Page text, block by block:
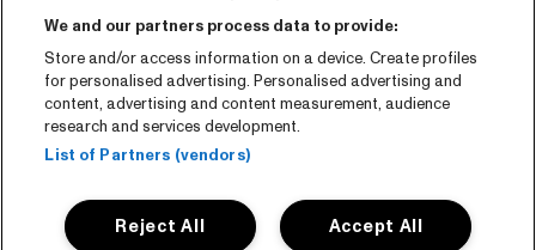
Facebook
Instagram
YouTube
Algemene voorwaarden
Cookie policy
We and our partners process data to provide:
Store and/or access information on a device. Create profiles
for personalised advertising. Personalised advertising and
content, advertising and content measurement, audience
research and services development.
List of Partners (vendors)
Accept All
Reject All